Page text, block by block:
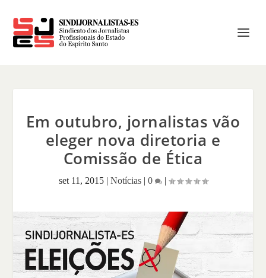
Em outubro, jornalistas vão
eleger nova diretoria e
Comissão de Ética
set 11, 2015| Notícias| 0 |